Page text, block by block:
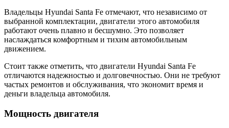
Владельцы Hyundai Santa Fe отмечают, что независимо от
выбранной комплектации, двигатели этого автомобиля
работают очень плавно и бесшумно. Это позволяет
наслаждаться комфортным и тихим автомобильным
движением.
Стоит также отметить, что двигатели Hyundai Santa Fe
отличаются надежностью и долговечностью. Они не требуют
частых ремонтов и обслуживания, что экономит время и
деньги владельца автомобиля.
Мощность двигателя